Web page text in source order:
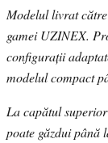
Modelul livrat
gamei UZINEX.
configurații
modelul compact
La capătul
poate găzdui până